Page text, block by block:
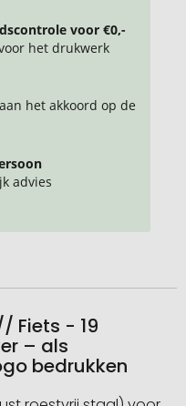
voor €0,-
het drukwerk
het akkoord op de
advies
Fiets - 19
– als
bedrukken